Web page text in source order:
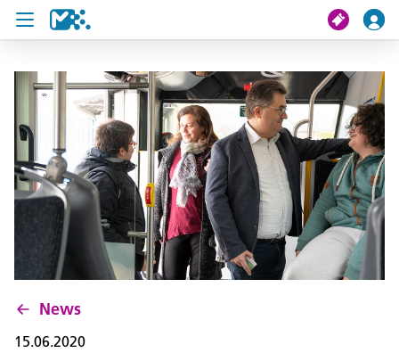
Crissa
Mi viac
Chertes de viac
U19 Pass
News
Servisc y cuntat
News
15.06.2020